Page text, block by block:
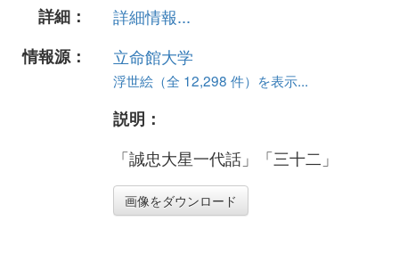
詳細：
詳細情報...
情報源：
立命館大学
浮世絵（全 12,298 件）を表示...
説明：
「誠忠大星一代話」「三十二」
画像をダウンロード